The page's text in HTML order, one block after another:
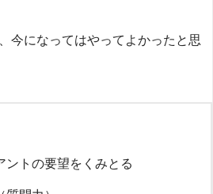
今になってはやってよかったと思
ントの要望をくみとる